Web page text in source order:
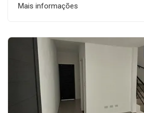
Mais informações